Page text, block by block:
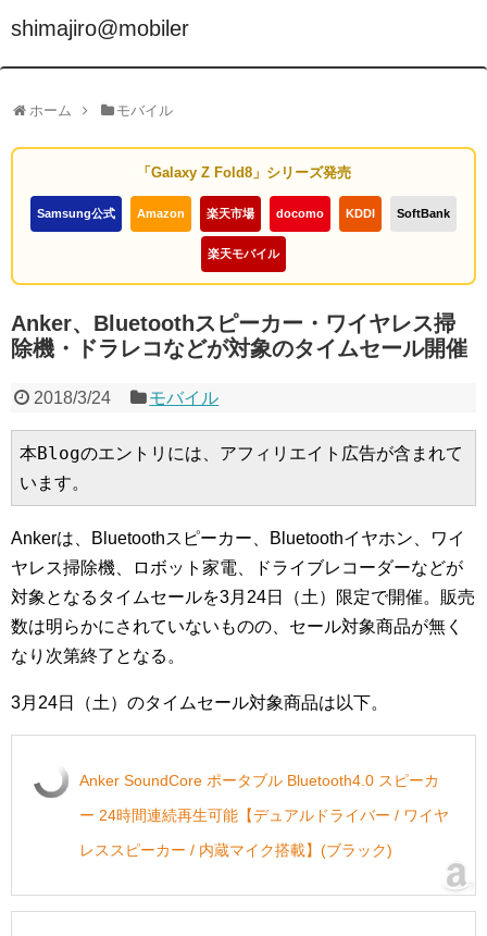
shimajiro@mobiler
ホーム モバイル
「Galaxy Z Fold8」シリーズ発売
Samsung公式 Amazon 楽天市場 docomo KDDI SoftBank
楽天モバイル
Anker、Bluetoothスピーカー・ワイヤレス掃
除機・ドラレコなどが対象のタイムセール開催
2018/3/24 モバイル
本Blogのエントリには、アフィリエイト広告が含まれて
います。
Ankerは、Bluetoothスピーカー、Bluetoothイヤホン、ワイ
ヤレス掃除機、ロボット家電、ドライブレコーダーなどが
対象となるタイムセールを3月24日（土）限定で開催。販売
数は明らかにされていないものの、セール対象商品が無く
なり次第終了となる。
3月24日（土）のタイムセール対象商品は以下。
Anker SoundCore ポータブル Bluetooth4.0 スピーカ
ー 24時間連続再生可能【デュアルドライバー / ワイヤ
レススピーカー / 内蔵マイク搭載】(ブラック)